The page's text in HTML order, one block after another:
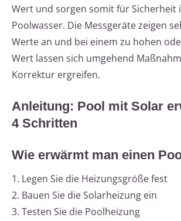
Wert und sorgen somit für Sicherheit
Poolwasser. Die Messgeräte zeigen
Werte an und bei einem zu hohen
Wert lassen sich umgehend
Korrektur ergreifen.
Anleitung: Pool mit Solar
4 Schritten
Wie erwärmt man einen
1. Legen Sie die Heizungsgröße fest
2. Bauen Sie die Solarheizung ein
3. Testen Sie die Poolheizung